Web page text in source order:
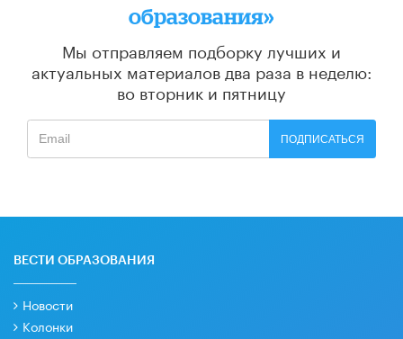
образования»
Мы отправляем подборку лучших и
актуальных материалов два раза в неделю:
во вторник и пятницу
ПОДПИСАТЬСЯ
ВЕСТИ ОБРАЗОВАНИЯ
Новости
Колонки